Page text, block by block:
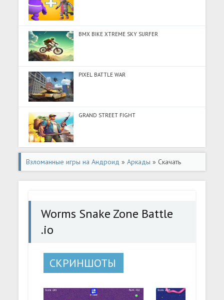
BMX BIKE XTREME SKY SURFER
PIXEL BATTLE WAR
GRAND STREET FIGHT
Взломанные игры на Андроид »Аркады » Скачать
Worms Snake Zone Battle .io (Много денег) на Андроид
Worms Snake Zone Battle
.io
СКРИНШОТЫ